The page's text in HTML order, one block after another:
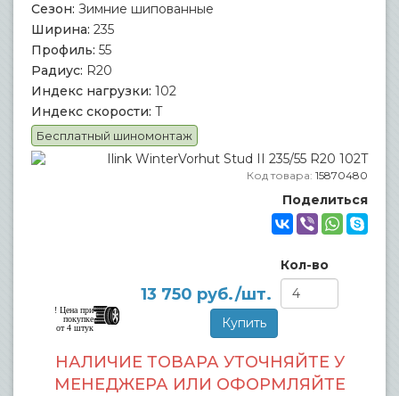
Сезон: Зимние шипованные
Ширина: 235
Профиль: 55
Радиус: R20
Индекс нагрузки: 102
Индекс скорости: T
Бесплатный шиномонтаж
Код товара: 15870480
Поделиться
! Цена при
покупке
от 4 штук
13 750 руб./шт.
Кол-во
НАЛИЧИЕ ТОВАРА УТОЧНЯЙТЕ У
МЕНЕДЖЕРА ИЛИ ОФОРМЛЯЙТЕ